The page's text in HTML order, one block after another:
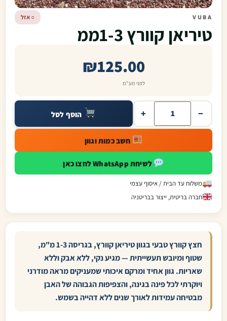
VUBA ○ אזל
טיריאן קוורץ 1-3ממ
₪125.00
לפני מע"מ
−
+ הוסף לסל
חשב כמות וגוון
לשיחת WhatsApp לחצו כאן
משלוח עד הבית / איסוף עצמי
חברה בריטית, ייצור בבריטניה
חצץ קוורץ טבעי בגוון טיריאן קוורץ, בגריסה 1-3 מ"מ,
שטוף ומיובש תעשייתית — מגיע נקי, ללא אבק וללא
שאריות. גוון אחיד ומרקם איכותי שמעניקים מראה מודרני
ויוקרתי לכל פינה בגינה, והצפיפות הגבוהה של האבן
מבטיחה עמידות לאורך שנים ללא דהייה בשמש.